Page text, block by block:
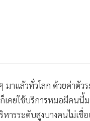
มาแล้วทั่วโลก ด้วยค่าตัว
เคยใช้บริการหมอผีคนนี้
ารระดับสูงบางคนไม่เชื่